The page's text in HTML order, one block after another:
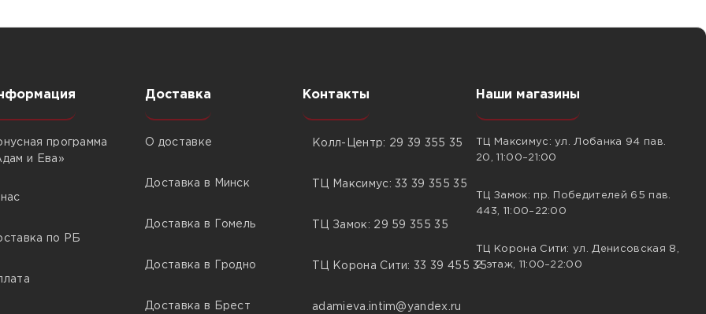
программа
и Ева»
по РБ
Доставка
О доставке
Доставка в Минск
Доставка в Гомель
Доставка в Гродно
Доставка в Брест
Контакты
Колл-Центр: 29 39 355 35
ТЦ Максимус: 33 39 355 35
ТЦ Замок: 29 59 355 35
ТЦ Корона Сити: 33 39 455 35
adamieva.intim@yandex.ru
Наши магазины
ТЦ Максимус: ул. Лобанка 94 пав.
20, 11:00–21:00
ТЦ Замок: пр. Победителей 65 пав.
443, 11:00–22:00
ТЦ Корона Сити: ул. Денисовская 8,
2 этаж, 11:00–22:00